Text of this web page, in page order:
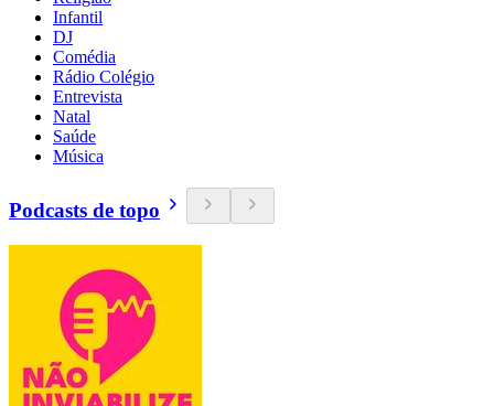
Infantil
DJ
Comédia
Rádio Colégio
Entrevista
Natal
Saúde
Música
Podcasts de topo